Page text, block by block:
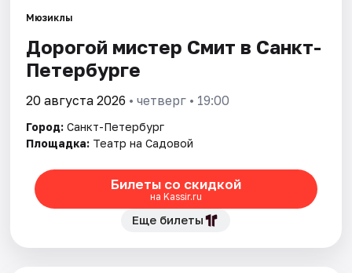
Мюзиклы
Дорогой мистер Смит в Санкт-
Петербурге
20 августа 2026 • четверг • 19:00
Город: Санкт-Петербург
Площадка: Театр на Садовой
Билеты со скидкой
на Kassir.ru
Еще билеты